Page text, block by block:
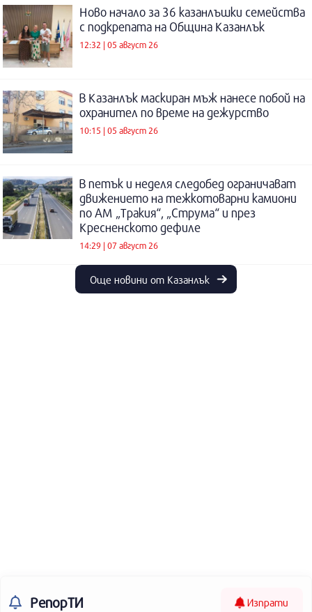
Ново начало за 36 казанлъшки семейства
с подкрепата на Община Казанлък
12:32 | 05 август 26
В Казанлък маскиран мъж нанесе побой на
охранител по време на дежурство
10:15 | 05 август 26
В петък и неделя следобед ограничават
движението на тежкотоварни камиони
по АМ „Тракия“, „Струма“ и през
Кресненското дефиле
14:29 | 07 август 26
Още новини от Казанлък
РепорТИ Изпрати